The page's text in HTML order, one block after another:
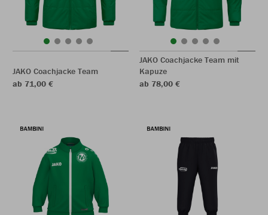
JAKO Coachjacke Team
ab 71,00 €
JAKO Coachjacke Team mit
Kapuze
ab 78,00 €